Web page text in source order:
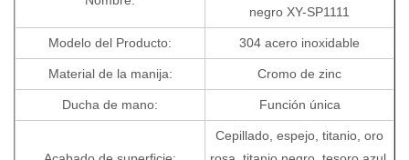
negro XY-SP1111
Modelo del Producto: 304 acero inoxidable
Material de la manija: Cromo de zinc
Ducha de mano: Función única
Cepillado, espejo, titanio, oro